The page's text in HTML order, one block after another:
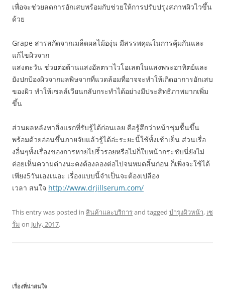
เพื่อจะช่วยลดการอักเสบพร้อมกับช่วยให้การปรับปรุงสภาพผิวไวขึ้น
ด้วย
Grape สารสกัดจากเมล็ดผลไม้องุ่น มีสรรพคุณในการคุ้มกันและ
แก้ไขผิวจาก
แสงตะวัน ช่วยต่อต้านแสงอัลตราไวโอเลตในแสงพระอาทิตย์และ
ยังปกป้องผิวจากมลพิษจากที่แวดล้อมที่อาจจะทำให้เกิดอาการอักเสบ
ของผิว ทำให้เซลล์เวียนกลับกระทำได้อย่างมีประสิทธิภาพมากเพิ่ม
ขึ้น
ส่วนผลหลังทาสิ่งแรกที่รับรู้ได้ก่อนเลย คือรู้สึกว่าหน้าชุ่มชื้นขึ้น
พร้อมด้วยอ่อนขึ้นภายจับแล้วรู้ได้อ่ะระยะนี้ใช้ทั้งเช้าเย็น ส่วนเรื่อ
งอื่นๆทั้งเรื่องของการหายไปริ้วรอยหรือไม่ก็ใบหน้ากระชับนี่ยังไม่
ค่อยเห็นความต่างนะคงต้องลองต่อไปจนหมดสิ้นก่อน ก็เพิ่งจะใช้ได้
เพียง5วันเองเนอะ เรื่องแบบนี้จำเป็นจะต้องเปลือง
เวลา สนใจ http://www.drjillserum.com/
This entry was posted in สินค้าและบริการand tagged บำรุงผิวหน้า, เซ
รั่ม on July, 2017.
เรื่องที่น่าสนใจ